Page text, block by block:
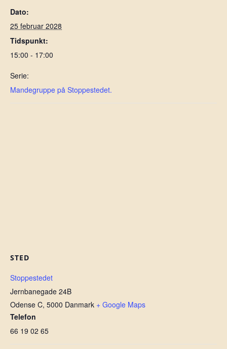
Dato:
25 februar 2028
Tidspunkt:
15:00 - 17:00
Serie:
Mandegruppe på Stoppestedet.
STED
Stoppestedet
Jernbanegade 24B
Odense C, 5000 Danmark + Google Maps
Telefon
66 19 02 65